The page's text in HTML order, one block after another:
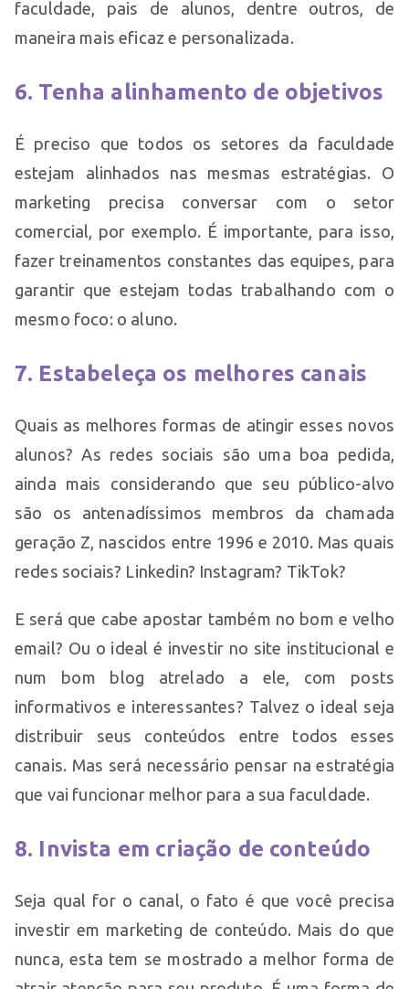
faculdade, pais de alunos, dentre outros, de
maneira mais eficaz e personalizada.
6. Tenha alinhamento de objetivos
É preciso que todos os setores da faculdade
estejam alinhados nas mesmas estratégias. O
marketing precisa conversar com o setor
comercial, por exemplo. É importante, para isso,
fazer treinamentos constantes das equipes, para
garantir que estejam todas trabalhando com o
mesmo foco: o aluno.
7. Estabeleça os melhores canais
Quais as melhores formas de atingir esses novos
alunos? As redes sociais são uma boa pedida,
ainda mais considerando que seu público-alvo
são os antenadíssimos membros da chamada
geração Z, nascidos entre 1996 e 2010. Mas quais
redes sociais? Linkedin? Instagram? TikTok?
E será que cabe apostar também no bom e velho
email? Ou o ideal é investir no site institucional e
num bom blog atrelado a ele, com posts
informativos e interessantes? Talvez o ideal seja
distribuir seus conteúdos entre todos esses
canais. Mas será necessário pensar na estratégia
que vai funcionar melhor para a sua faculdade.
8. Invista em criação de conteúdo
Seja qual for o canal, o fato é que você precisa
investir em marketing de conteúdo. Mais do que
nunca, esta tem se mostrado a melhor forma de